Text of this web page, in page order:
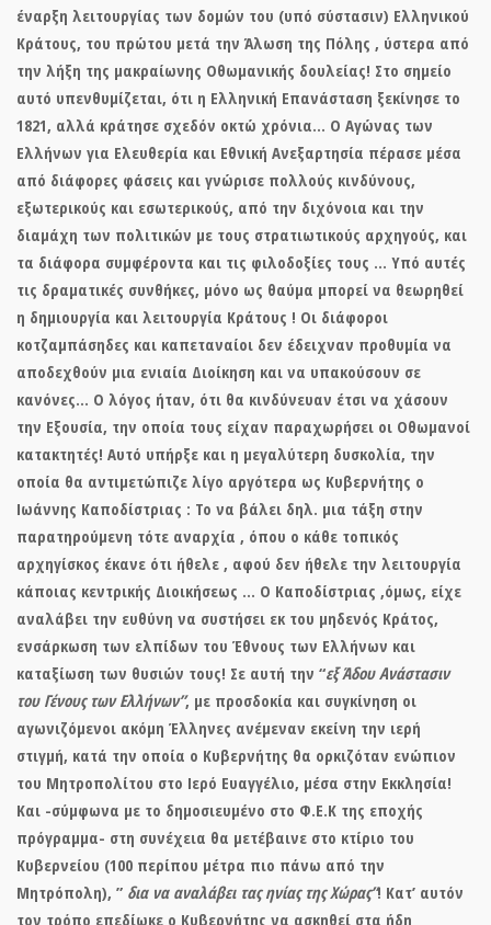
έναρξη λειτουργίας των δομών του (υπό σύστασιν) Ελληνικού
Κράτους, του πρώτου μετά την Άλωση της Πόλης , ύστερα από
την λήξη της μακραίωνης Οθωμανικής δουλείας! Στο σημείο
αυτό υπενθυμίζεται, ότι η Ελληνική Επανάσταση ξεκίνησε το
1821, αλλά κράτησε σχεδόν οκτώ χρόνια… Ο Αγώνας των
Ελλήνων για Ελευθερία και Εθνική Ανεξαρτησία πέρασε μέσα
από διάφορες φάσεις και γνώρισε πολλούς κινδύνους,
εξωτερικούς και εσωτερικούς, από την διχόνοια και την
διαμάχη των πολιτικών με τους στρατιωτικούς αρχηγούς, και
τα διάφορα συμφέροντα και τις φιλοδοξίες τους … Υπό αυτές
τις δραματικές συνθήκες, μόνο ως θαύμα μπορεί να θεωρηθεί
η δημιουργία και λειτουργία Κράτους ! Οι διάφοροι
κοτζαμπάσηδες και καπεταναίοι δεν έδειχναν προθυμία να
αποδεχθούν μια ενιαία Διοίκηση και να υπακούσουν σε
κανόνες… Ο λόγος ήταν, ότι θα κινδύνευαν έτσι να χάσουν
την Εξουσία, την οποία τους είχαν παραχωρήσει οι Οθωμανοί
κατακτητές! Αυτό υπήρξε και η μεγαλύτερη δυσκολία, την
οποία θα αντιμετώπιζε λίγο αργότερα ως Κυβερνήτης ο
Ιωάννης Καποδίστριας : Το να βάλει δηλ. μια τάξη στην
παρατηρούμενη τότε αναρχία , όπου ο κάθε τοπικός
αρχηγίσκος έκανε ότι ήθελε , αφού δεν ήθελε την λειτουργία
κάποιας κεντρικής Διοικήσεως … Ο Καποδίστριας ,όμως, είχε
αναλάβει την ευθύνη να συστήσει εκ του μηδενός Κράτος,
ενσάρκωση των ελπίδων του Έθνους των Ελλήνων και
καταξίωση των θυσιών τους! Σε αυτή την “εξ Άδου Ανάστασιν
του Γένους των Ελλήνων”, με προσδοκία και συγκίνηση οι
αγωνιζόμενοι ακόμη Έλληνες ανέμεναν εκείνη την ιερή
στιγμή, κατά την οποία ο Κυβερνήτης θα ορκιζόταν ενώπιον
του Μητροπολίτου στο Ιερό Ευαγγέλιο, μέσα στην Εκκλησία!
Και -σύμφωνα με το δημοσιευμένο στο Φ.Ε.Κ της εποχής
πρόγραμμα- στη συνέχεια θα μετέβαινε στο κτίριο του
Κυβερνείου (100 περίπου μέτρα πιο πάνω από την
Μητρόπολη), ” δια να αναλάβει τας ηνίας της Χώρας”! Κατ’ αυτόν
τον τρόπο επεδίωκε ο Κυβερνήτης να ασκηθεί στα ήδη